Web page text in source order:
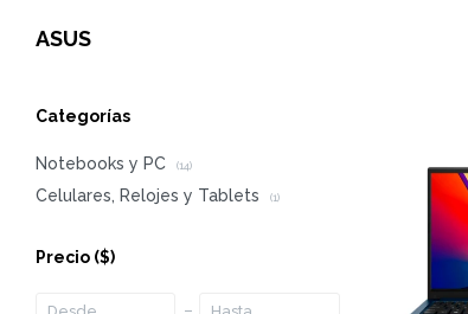
ASUS
Categorías
Notebooks y PC (14)
Celulares, Relojes y Tablets (1)
Precio ($)